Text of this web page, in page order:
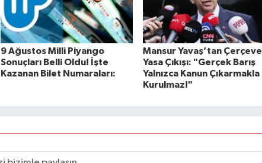
9 Ağustos Milli Piyango
Sonuçları Belli Oldu! İşte
Kazanan Bilet Numaraları:
Mansur Yavaş’tan Çerçeve
Yasa Çıkışı: "Gerçek Barış
Yalnızca Kanun Çıkarmakla
Kurulmaz!"